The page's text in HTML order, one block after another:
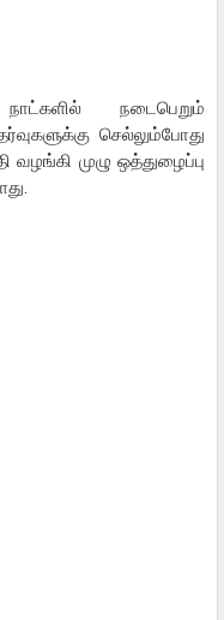
நடைபெறும்
செல்லும்போது
முழு ஒத்துழைப்பு